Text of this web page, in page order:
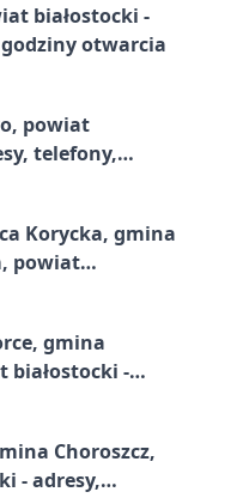
białostocki -
otwarcia
powiat
telefony,
Korycka, gmina
powiat
gmina
białostocki -
Choroszcz,
- adresy,